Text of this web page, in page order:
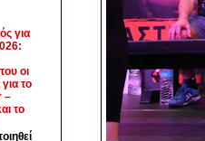
για
οι
για το
–
το